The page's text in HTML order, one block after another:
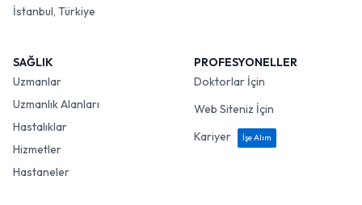
İstanbul, Türkiye
SAĞLIK
Uzmanlar
Uzmanlık Alanları
Hastalıklar
Hizmetler
Hastaneler
PROFESYONELLER
Doktorlar İçin
Web Siteniz İçin
Kariyer
İşe Alım